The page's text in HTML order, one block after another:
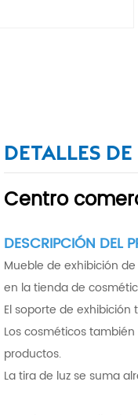
DETALLES
Centro
DESCRIPCIÓN DEL
Mueble de exhibición
en la tienda de
El soporte de
Los cosméticos
productos.
La tira de luz se suma